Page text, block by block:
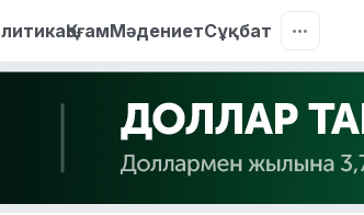
ҚоғамМәдениетСұқбат